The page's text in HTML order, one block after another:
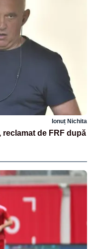
Ionuț Nichita
de FRF după